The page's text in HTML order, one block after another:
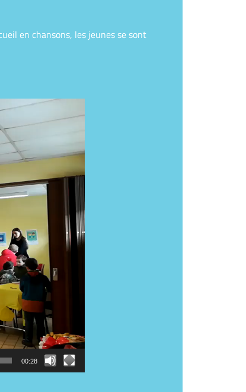
en chansons, les jeunes se sont
00:28